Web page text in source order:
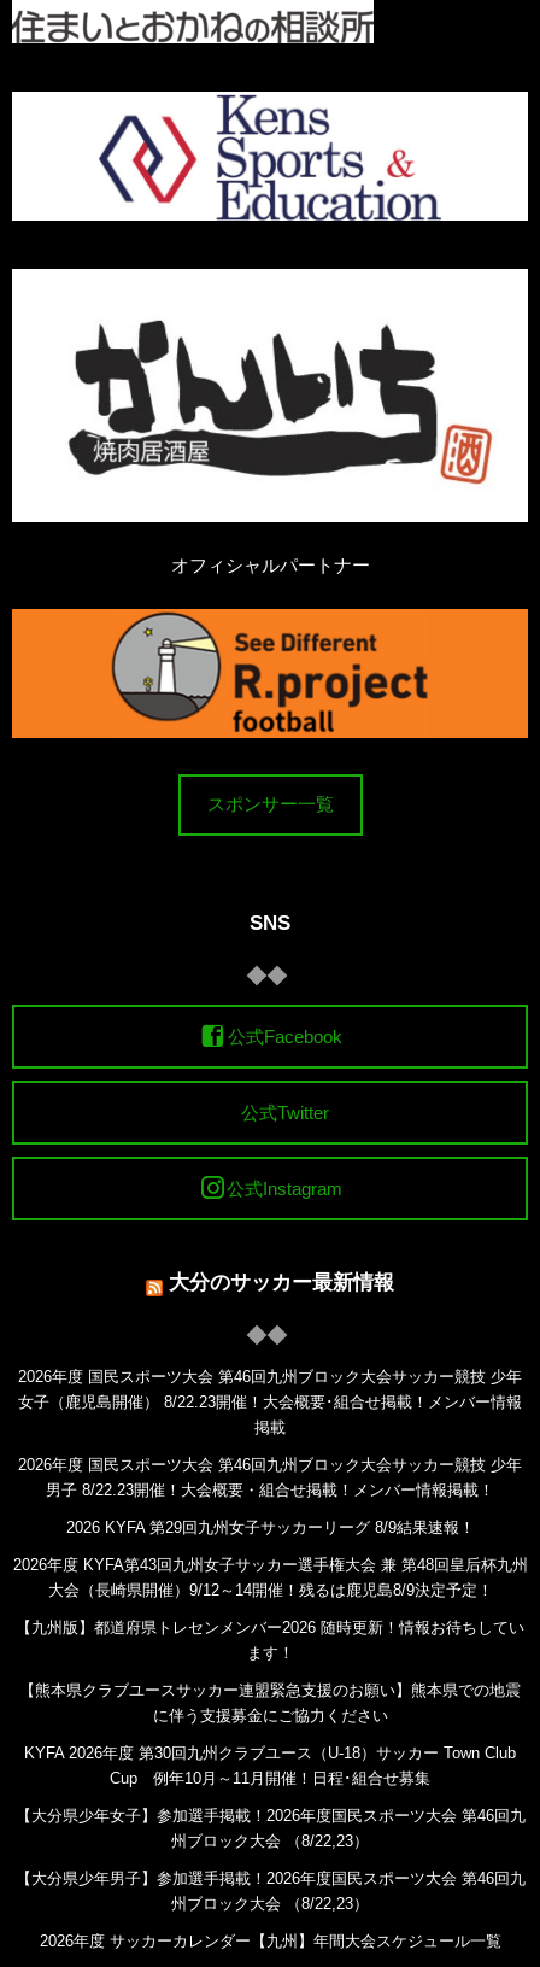
オフィシャルパートナー
スポンサー一覧
SNS
公式Facebook
公式Twitter
公式Instagram
大分のサッカー最新情報
2026年度 国民スポーツ大会 第46回九州ブロック大会サッカー競技 少年
女子（鹿児島開催） 8/22.23開催！大会概要･組合せ掲載！メンバー情報
掲載
2026年度 国民スポーツ大会 第46回九州ブロック大会サッカー競技 少年
男子 8/22.23開催！大会概要・組合せ掲載！メンバー情報掲載！
2026 KYFA 第29回九州女子サッカーリーグ 8/9結果速報！
2026年度 KYFA第43回九州女子サッカー選手権大会 兼 第48回皇后杯九州
大会（長崎県開催）9/12～14開催！残るは鹿児島8/9決定予定！
【九州版】都道府県トレセンメンバー2026 随時更新！情報お待ちしてい
ます！
【熊本県クラブユースサッカー連盟緊急支援のお願い】熊本県での地震
に伴う支援募金にご協力ください
KYFA 2026年度 第30回九州クラブユース（U-18）サッカー Town Club
Cup 例年10月～11月開催！日程･組合せ募集
【大分県少年女子】参加選手掲載！2026年度国民スポーツ大会 第46回九
州ブロック大会 （8/22,23）
【大分県少年男子】参加選手掲載！2026年度国民スポーツ大会 第46回九
州ブロック大会 （8/22,23）
2026年度 サッカーカレンダー【九州】年間大会スケジュール一覧